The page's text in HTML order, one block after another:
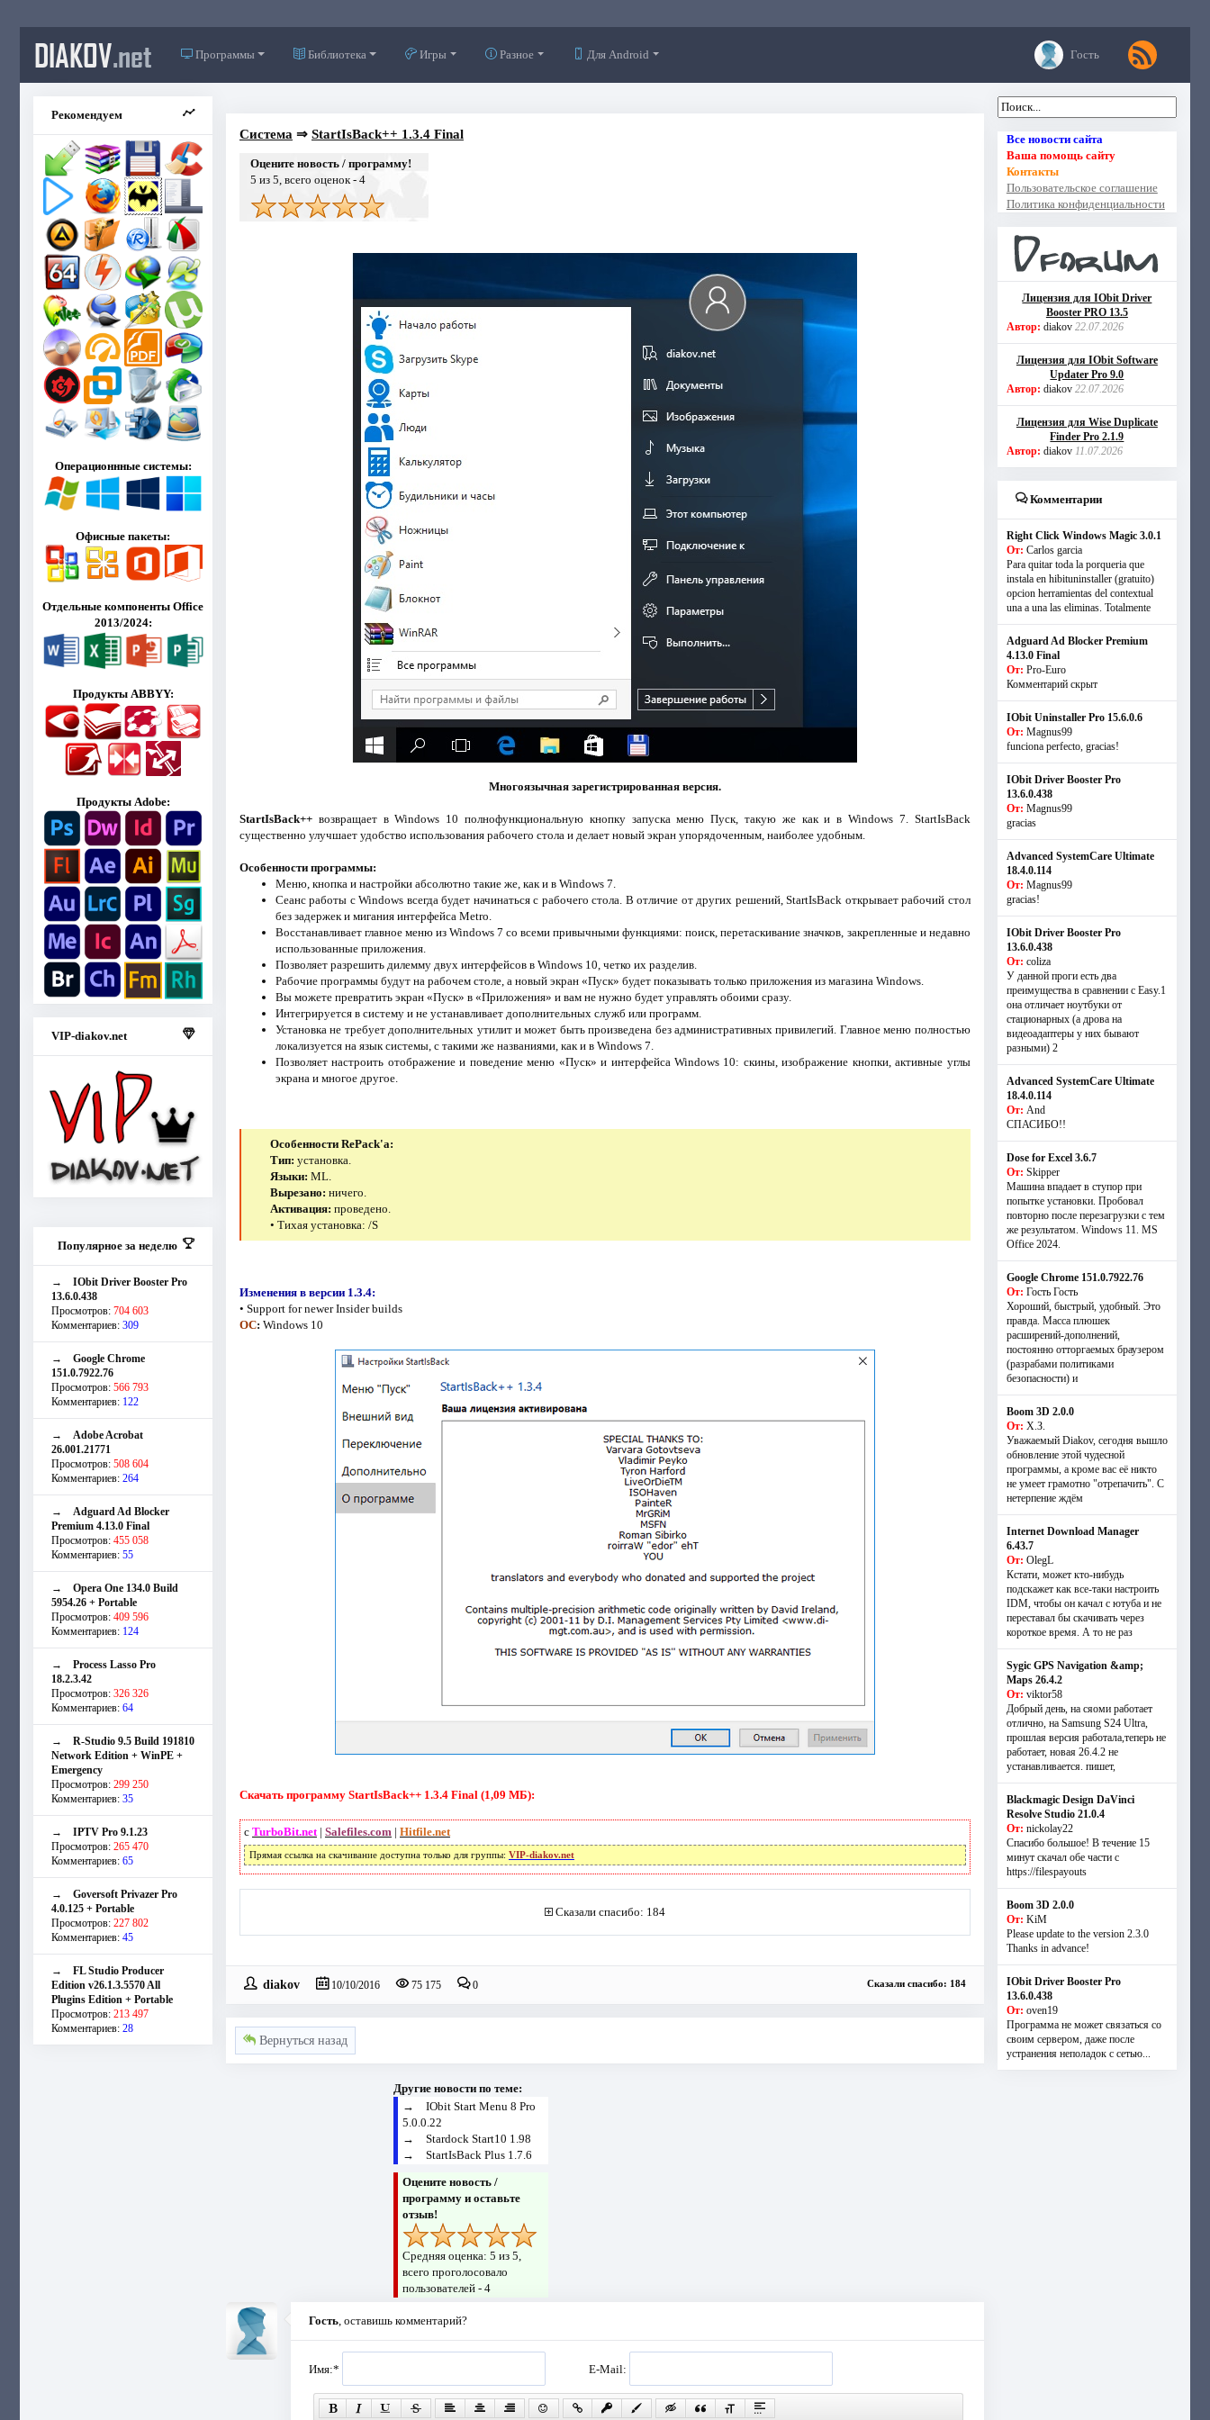
DIAKOV.net Программы Библиотека Игры Разное Для Android Гость
Рекомендуем
Операционнные системы:
Офисные пакеты:
Отдельные компоненты Office
2013/2024:
Продукты ABBYY:
Продукты Adobe:
VIP-diakov.net
Популярное за неделю
→ IObit Driver Booster Pro
13.6.0.438
Просмотров: 704 603
Комментариев: 309
→ Google Chrome
151.0.7922.76
Просмотров: 566 793
Комментариев: 122
→ Adobe Acrobat
26.001.21771
Просмотров: 508 604
Комментариев: 264
→ Adguard Ad Blocker
Premium 4.13.0 Final
Просмотров: 455 058
Комментариев: 55
→ Opera One 134.0 Build
5954.26 + Portable
Просмотров: 409 596
Комментариев: 124
→ Process Lasso Pro
18.2.3.42
Просмотров: 326 326
Комментариев: 64
→ R-Studio 9.5 Build 191810
Network Edition + WinPE +
Emergency
Просмотров: 299 250
Комментариев: 35
→ IPTV Pro 9.1.23
Просмотров: 265 470
Комментариев: 65
→ Goversoft Privazer Pro
4.0.125 + Portable
Просмотров: 227 802
Комментариев: 45
→ FL Studio Producer
Edition v26.1.3.5570 All
Plugins Edition + Portable
Просмотров: 213 497
Комментариев: 28
Система ⇒ StartIsBack++ 1.3.4 Final
Оцените новость / программу!
5 из 5, всего оценок - 4
Многоязычная зарегистрированная версия.
StartIsBack++возвращает в Windows 10 полнофункциональную кнопку запуска меню Пуск, такую же как и в Windows 7. StartIsBack
существенно улучшает удобство использования рабочего стола и делает новый экран упорядоченным, наиболее удобным.
Особенности программы:
Меню, кнопка и настройки абсолютно такие же, как и в Windows 7.
Сеанс работы с Windows всегда будет начинаться с рабочего стола. В отличие от других решений, StartIsBack открывает рабочий стол
без задержек и мигания интерфейса Metro.
Восстанавливает главное меню из Windows 7 со всеми привычными функциями: поиск, перетаскивание значков, закрепленные и недавно
использованные приложения.
Позволяет разрешить дилемму двух интерфейсов в Windows 10, четко их разделив.
Рабочие программы будут на рабочем столе, а новый экран «Пуск» будет показывать только приложения из магазина Windows.
Вы можете превратить экран «Пуск» в «Приложения» и вам не нужно будет управлять обоими сразу.
Интегрируется в систему и не устанавливает дополнительных служб или программ.
Установка не требует дополнительных утилит и может быть произведена без административных привилегий. Главное меню полностью
локализуется на язык системы, с такими же названиями, как и в Windows 7.
Позволяет настроить отображение и поведение меню «Пуск» и интерфейса Windows 10: скины, изображение кнопки, активные углы
экрана и многое другое.
Особенности RePack'a:
Тип: установка.
Языки: ML.
Вырезано: ничего.
Активация: проведено.
• Тихая установка: /S
Изменения в версии 1.3.4:
• Support for newer Insider builds
ОС: Windows 10
Скачать программу StartIsBack++ 1.3.4 Final (1,09 МБ):
с TurboBit.net| Salefiles.com| Hitfile.net
Прямая ссылка на скачивание доступна только для группы: VIP-diakov.net
Сказали спасибо: 184
diakov 10/10/2016 75 175 0 Сказали спасибо: 184
Вернуться назад
Другие новости по теме:
→ IObit Start Menu 8 Pro
5.0.0.22
→ Stardock Start10 1.98
→ StartIsBack Plus 1.7.6
Оцените новость /
программу и оставьте
отзыв!
Средняя оценка: 5 из 5,
всего проголосовало
пользователей - 4
Гость, оставишь комментарий?
Имя:* E-Mail:
Все новости сайта
Ваша помощь сайту
Контакты
Пользовательское соглашение
Политика конфиденциальности
Лицензия для IObit Driver
Booster PRO 13.5
Автор: diakov 22.07.2026
Лицензия для IObit Software
Updater Pro 9.0
Автор: diakov 22.07.2026
Лицензия для Wise Duplicate
Finder Pro 2.1.9
Автор: diakov 11.07.2026
Комментарии
Right Click Windows Magic 3.0.1
От: Carlos garcia
Para quitar toda la porqueria que
instala en hibituninstaller (gratuito)
opcion herramientas del contextual
una a una las eliminas. Totalmente
Adguard Ad Blocker Premium
4.13.0 Final
От: Pro-Euro
Комментарий скрыт
IObit Uninstaller Pro 15.6.0.6
От: Magnus99
funciona perfecto, gracias!
IObit Driver Booster Pro
13.6.0.438
От: Magnus99
gracias
Advanced SystemCare Ultimate
18.4.0.114
От: Magnus99
gracias!
IObit Driver Booster Pro
13.6.0.438
От: coliza
У данной проги есть два
преимущества в сравнении с Easy.1
она отличает ноутбуки от
стационарных (а дрова на
видеоадаптеры у них бывают
разными) 2
Advanced SystemCare Ultimate
18.4.0.114
От: And
СПАСИБО!!
Dose for Excel 3.6.7
От: Skipper
Машина впадает в ступор при
попытке установки. Пробовал
повторно после перезагрузки с тем
же результатом. Windows 11. MS
Offiсe 2024.
Google Chrome 151.0.7922.76
От: Гость Гость
Хороший, быстрый, удобный. Это
правда. Масса плюшек
расширений-дополнений,
постоянно отторгаемых браузером
(разрабами политиками
безопасности) и
Boom 3D 2.0.0
От: Х.З.
Уважаемый Diakov, сегодня вышло
обновление этой чудесной
программы, а кроме вас её никто
не умеет грамотно "отрепачить". С
нетерпение ждём
Internet Download Manager
6.43.7
От: OlegL
Кстати, может кто-нибудь
подскажет как все-таки настроить
IDM, чтобы он качал с ютуба и не
переставал бы скачивать через
короткое время. А то не раз
Sygic GPS Navigation &amp;
Maps 26.4.2
От: viktor58
Добрый день, на сяоми работает
отлично, на Samsung S24 Ultra,
прошлая версия работала,теперь не
работает, новая 26.4.2 не
устанавливается. пишет,
Blackmagic Design DaVinci
Resolve Studio 21.0.4
От: nickolay22
Спасибо большое! В течение 15
минут скачал обе части с
https://filespayouts
Boom 3D 2.0.0
От: KiM
Please update to the version 2.3.0
Thanks in advance!
IObit Driver Booster Pro
13.6.0.438
От: oven19
Программа не может связаться со
своим сервером, даже после
устранения неполадок с сетью...